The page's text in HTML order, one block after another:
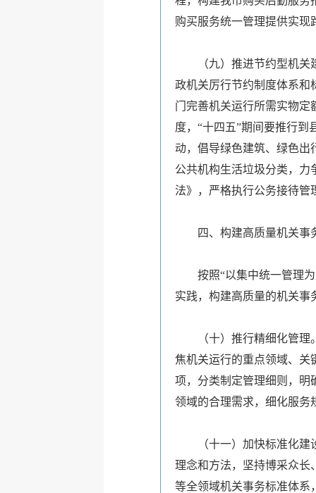
购买服务统一管理提供实现
（九）推进节约型机
政机关厉行节约制度体系和
门完善机关运行所需实物定
度，“十四五”期间要推行
动，倡导绿色建筑、绿色出
公共机构生活垃圾分类，力
法》，严格执行公务接待管
四、构建高质量机关事
按照“以集中统一管理
实践，构建高质量的机关事
（十）推行精细化管
焦机关运行的重点领域、关
项，分类制定管理细则，明
领域的合理需求，细化服务
（十一）加快标准化
理念和方法，坚持博采众长
等全领域机关事务标准体系